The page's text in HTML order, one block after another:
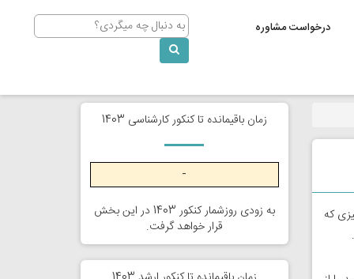
درخواست مشاوره Search
که
زمان باقیمانده تا کنکور کارشناسی 1403
-
به زودی روزشمار کنکور 1403 در این بخش
قرار خواهد گرفت.